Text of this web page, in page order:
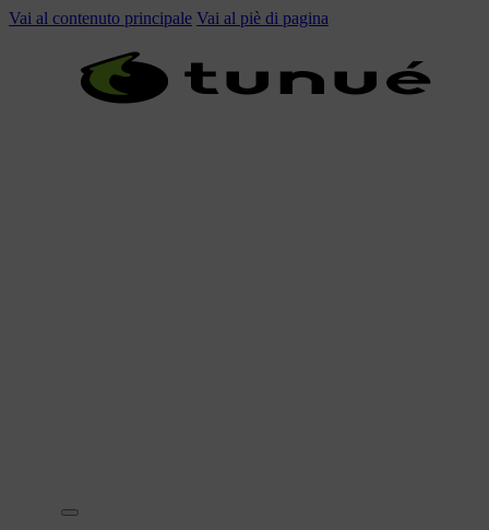
Vai al contenuto principale Vai al piè di pagina